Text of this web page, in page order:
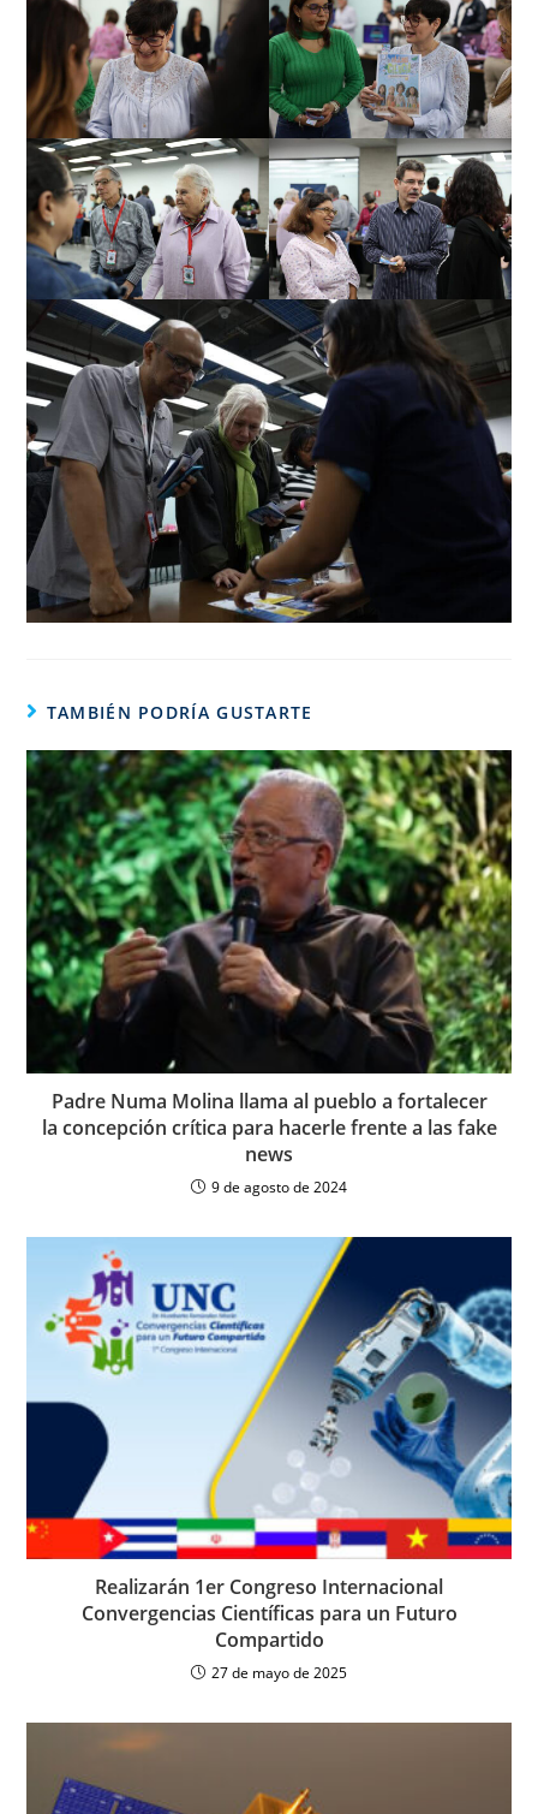
TAMBIÉN PODRÍA GUSTARTE
Padre Numa Molina llama al pueblo a fortalecer
la concepción crítica para hacerle frente a las fake
news
9 de agosto de 2024
Realizarán 1er Congreso Internacional
Convergencias Científicas para un Futuro
Compartido
27 de mayo de 2025